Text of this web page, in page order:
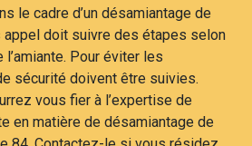
le cadre d’un désamiantage de
doit suivre des étapes selon
Pour éviter les
sécurité doivent être suivies.
vous fier à l’expertise de
en matière de désamiantage de